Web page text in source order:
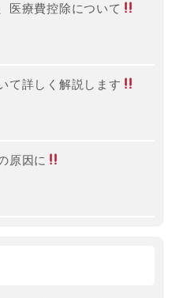
医療費控除について
て詳しく解説します
原因に